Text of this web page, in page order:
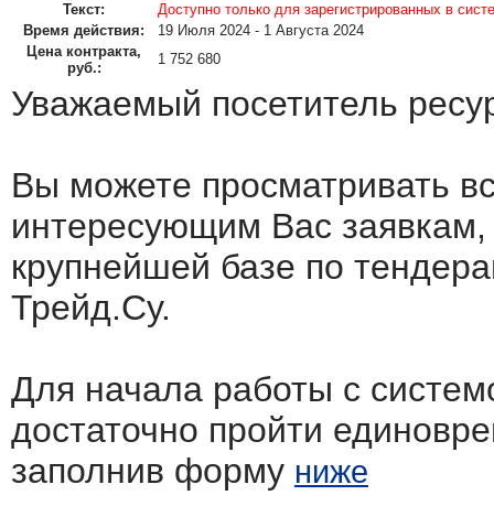
Текст:
Доступно только для зарегистрированных в
Время действия:
19 Июля 2024 - 1 Августа 2024
Цена контракта,
руб.:
1 752 680
Уважаемый посетитель
Вы можете просматривать
интересующим Вас
крупнейшей базе по
Трейд.Су.
Для начала работы с
достаточно пройти
заполнив форму ниже